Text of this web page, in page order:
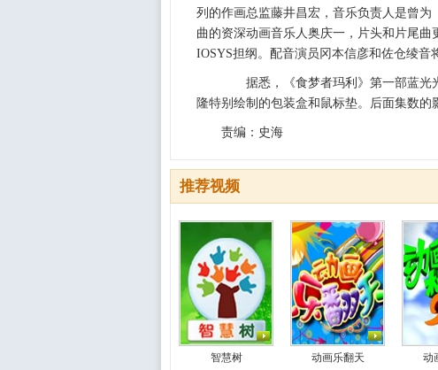
列的作画总监藤井昌宏，音乐负责人是曾
曲的资深动画音乐人奥庆一，片头和片尾
IOSYS担纲。配音演员冈本信彦和佐仓绫音
据悉，《食梦者玛利》第一部蓝光
隆特别绘制的包装盒和鼠标垫。后面集数的
责编：史海
推荐视频
智慧树 动画乐翻天 动